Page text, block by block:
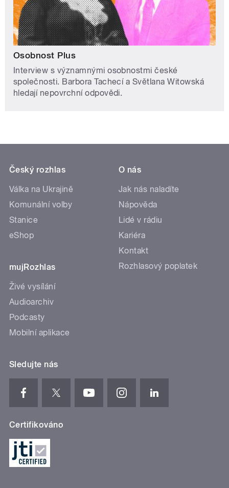
Osobnost Plus
Interview s významnými osobnostmi české
společnosti. Barbora Tachecí a Světlana Witowská
hledají nepovrchní odpovědi.
Český rozhlas
Válka na Ukrajině
Komunální volby
Stanice
eShop
mujRozhlas
Živé vysílání
Audioarchiv
Podcasty
Mobilní aplikace
O nás
Jak nás naladíte
Nápověda
Lidé v rádiu
Kariéra
Kontakt
Rozhlasový poplatek
Sledujte nás
Certifikováno